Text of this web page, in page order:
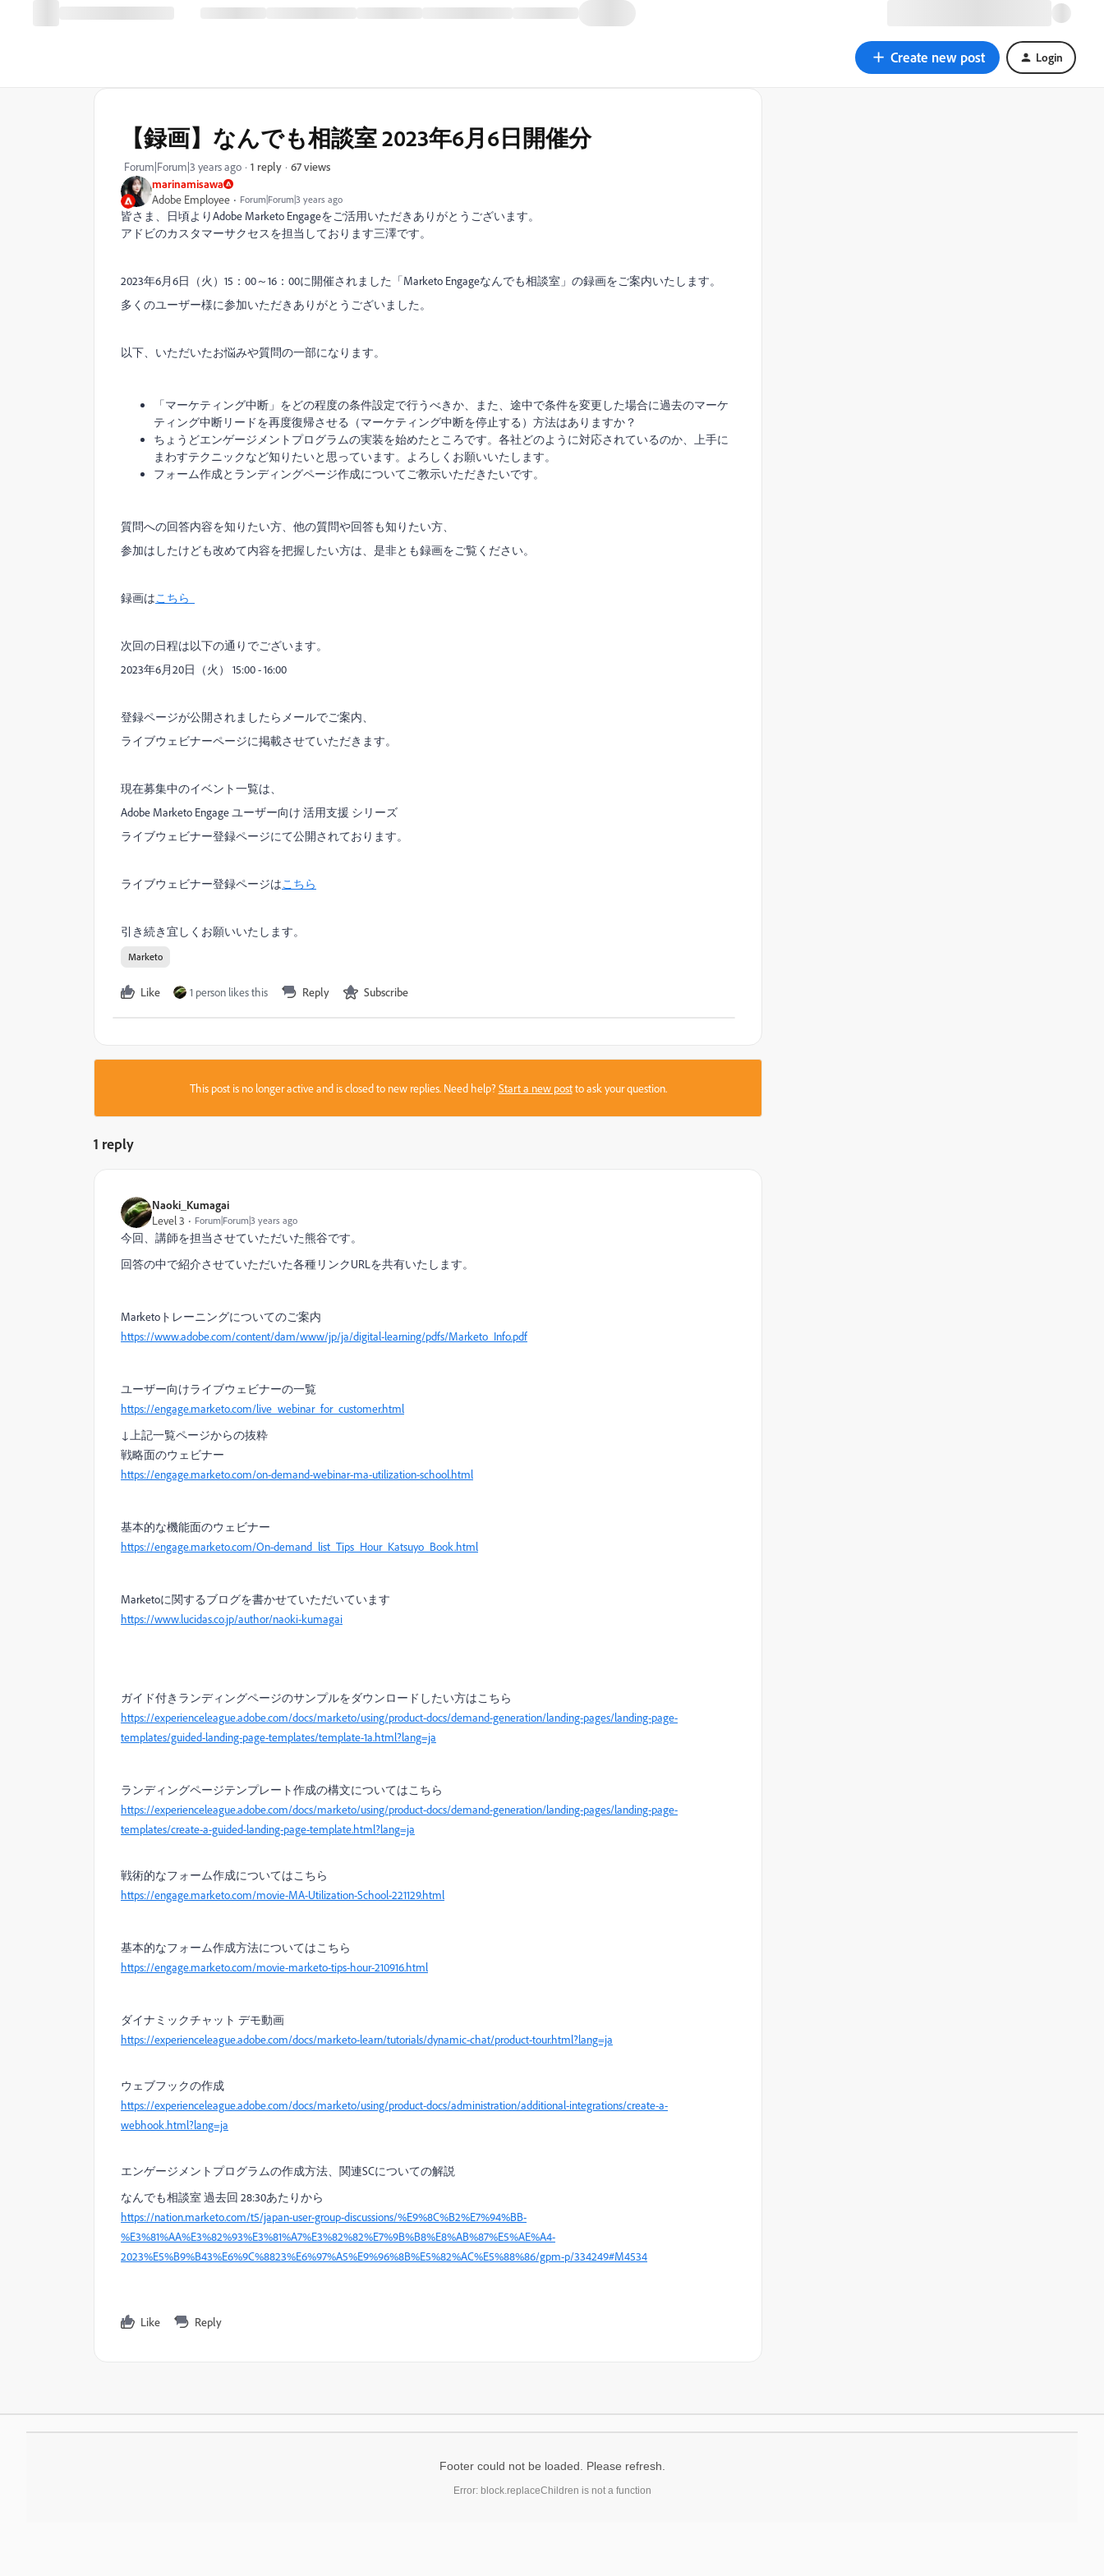
Create new post Login
marinamisawa
Adobe Employee
Forum|Forum|3 years ago
【録画】なんでも相談室 2023年6月6日開催分
Forum|Forum|3 years ago 1 reply 67 views
皆さま、日頃よりAdobe Marketo Engageをご活用いただきありがとうございます。
アドビのカスタマーサクセスを担当しております三澤です。
2023年6月6日（火）15：00～16：00に開催されました「Marketo Engageなんでも相談室」の録画をご案内いたします。
多くのユーザー様に参加いただきありがとうございました。
以下、いただいたお悩みや質問の一部になります。
「マーケティング中断」をどの程度の条件設定で行うべきか、また、途中で条件を変更した場合に過去のマーケ
ティング中断リードを再度復帰させる（マーケティング中断を停止する）方法はありますか？
ちょうどエンゲージメントプログラムの実装を始めたところです。各社どのように対応されているのか、上手に
まわすテクニックなど知りたいと思っています。よろしくお願いいたします。
フォーム作成とランディングページ作成についてご教示いただきたいです。
質問への回答内容を知りたい方、他の質問や回答も知りたい方、
参加はしたけども改めて内容を把握したい方は、是非とも録画をご覧ください。
録画はこちら
次回の日程は以下の通りでございます。
2023年6月20日（火） 15:00 - 16:00
登録ページが公開されましたらメールでご案内、
ライブウェビナーページに掲載させていただきます。
現在募集中のイベント一覧は、
Adobe Marketo Engage ユーザー向け 活用支援 シリーズ
ライブウェビナー登録ページにて公開されております。
ライブウェビナー登録ページはこちら
引き続き宜しくお願いいたします。
Marketo
Like 1 person likes this Reply Subscribe
This post is no longer active and is closed to new replies. Need help?Start a new postto ask your question.
1 reply
Naoki_Kumagai
Level 3
Forum|Forum|3 years ago
今回、講師を担当させていただいた熊谷です。
回答の中で紹介させていただいた各種リンクURLを共有いたします。
Marketoトレーニングについてのご案内
https://www.adobe.com/content/dam/www/jp/ja/digital-learning/pdfs/Marketo_Info.pdf
ユーザー向けライブウェビナーの一覧
https://engage.marketo.com/live_webinar_for_customer.html
↓上記一覧ページからの抜粋
戦略面のウェビナー
https://engage.marketo.com/on-demand-webinar-ma-utilization-school.html
基本的な機能面のウェビナー
https://engage.marketo.com/On-demand_list_Tips_Hour_Katsuyo_Book.html
Marketoに関するブログを書かせていただいています
https://www.lucidas.co.jp/author/naoki-kumagai
ガイド付きランディングページのサンプルをダウンロードしたい方はこちら
https://experienceleague.adobe.com/docs/marketo/using/product-docs/demand-generation/landing-pages/landing-page-
templates/guided-landing-page-templates/template-1a.html?lang=ja
ランディングページテンプレート作成の構文についてはこちら
https://experienceleague.adobe.com/docs/marketo/using/product-docs/demand-generation/landing-pages/landing-page-
templates/create-a-guided-landing-page-template.html?lang=ja
戦術的なフォーム作成についてはこちら
https://engage.marketo.com/movie-MA-Utilization-School-221129.html
基本的なフォーム作成方法についてはこちら
https://engage.marketo.com/movie-marketo-tips-hour-210916.html
ダイナミックチャット デモ動画
https://experienceleague.adobe.com/docs/marketo-learn/tutorials/dynamic-chat/product-tour.html?lang=ja
ウェブフックの作成
https://experienceleague.adobe.com/docs/marketo/using/product-docs/administration/additional-integrations/create-a-
webhook.html?lang=ja
エンゲージメントプログラムの作成方法、関連SCについての解説
なんでも相談室 過去回 28:30あたりから
https://nation.marketo.com/t5/japan-user-group-discussions/%E9%8C%B2%E7%94%BB-
%E3%81%AA%E3%82%93%E3%81%A7%E3%82%82%E7%9B%B8%E8%AB%87%E5%AE%A4-
2023%E5%B9%B43%E6%9C%8823%E6%97%A5%E9%96%8B%E5%82%AC%E5%88%86/gpm-p/334249#M4534
Like Reply
Footer could not be loaded. Please refresh.
Error: block.replaceChildren is not a function